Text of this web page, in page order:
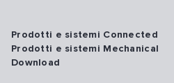
Prodotti e sistemi Connected
Prodotti e sistemi Mechanical
Download